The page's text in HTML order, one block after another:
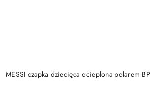
MESSI czapka dziecięca ocieplona polarem BP